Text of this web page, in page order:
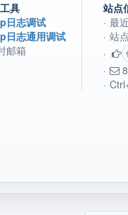
具
日志调试
日志通用调试
邮箱
站点
· 最
· 站
·
·
·